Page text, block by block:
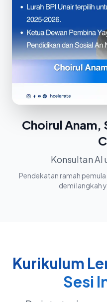
Choirul Anam,
Konsultan AI
Pendekatan ramah
demi langkah
Kurikulum
Sesi